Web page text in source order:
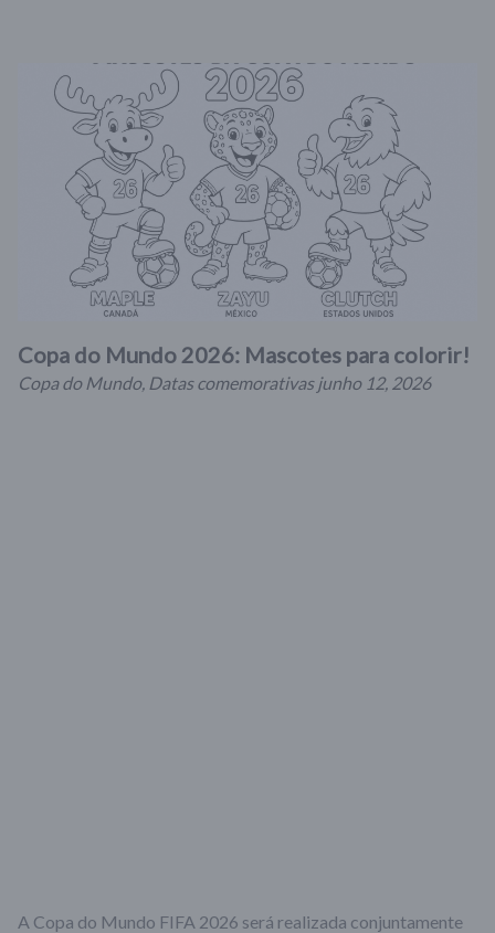
Copa do Mundo 2026: Mascotes para colorir!
Copa do Mundo, Datas comemorativas junho 12, 2026
A Copa do Mundo FIFA 2026 será realizada conjuntamente